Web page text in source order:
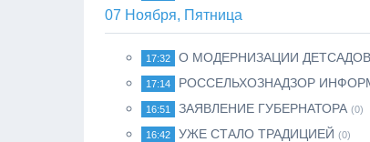
07 Ноября, Пятница
17:32 О МОДЕРНИЗАЦИИ ДЕТСАДОВ
17:14 РОССЕЛЬХОЗНАДЗОР
16:51 ЗАЯВЛЕНИЕ ГУБЕРНАТОРА (0)
16:42 УЖЕ СТАЛО ТРАДИЦИЕЙ (0)